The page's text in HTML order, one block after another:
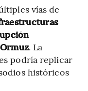
vías de
. La
podría replicar
históricos